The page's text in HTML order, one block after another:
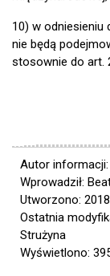
10) w odniesieniu
nie będą
stosownie do art.
Autor informacji:
Wprowadził:
Utworzono:
Ostatnia
Strużyna
Wyświetlono: